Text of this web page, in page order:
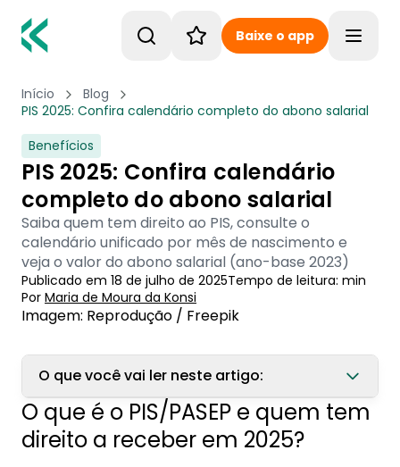
Baixe o app
Início
Blog
PIS 2025: Confira calendário completo do abono salarial
Benefícios
PIS 2025: Confira calendário
completo do abono salarial
Saiba quem tem direito ao PIS, consulte o
calendário unificado por mês de nascimento e
veja o valor do abono salarial (ano-base 2023)
Publicado em 18 de julho de 2025Tempo de leitura: min
Por Maria de Moura da Konsi
Imagem: Reprodução / Freepik
O que você vai ler neste artigo:
1. O que é o PIS/PASEP e quem tem direito a
receber em 2025?
O que é o PIS/PASEP e quem tem
direito a receber em 2025?